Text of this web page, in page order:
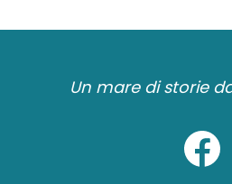
Un mare di storie